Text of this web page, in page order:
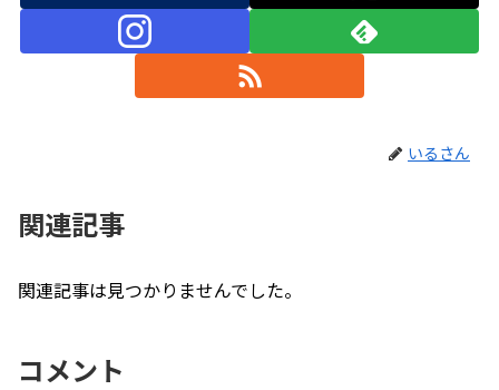
いるさん
関連記事
関連記事は見つかりませんでした。
コメント